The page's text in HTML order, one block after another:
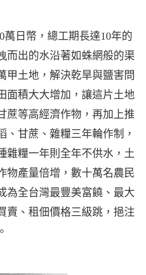
萬日幣，總工期長達10年的
而出的水沿著如蛛網般的渠
甲土地，解決乾旱與鹽害問
面積大大增加，讓這片土地
蔗等高經濟作物，再加上推
、甘蔗、雜糧三年輪作制，
雜糧一年則全年不供水，土
物產量倍增，數十萬名農民
為全台灣最豐美富饒、最大
賣、租佃價格三級跳，挹注